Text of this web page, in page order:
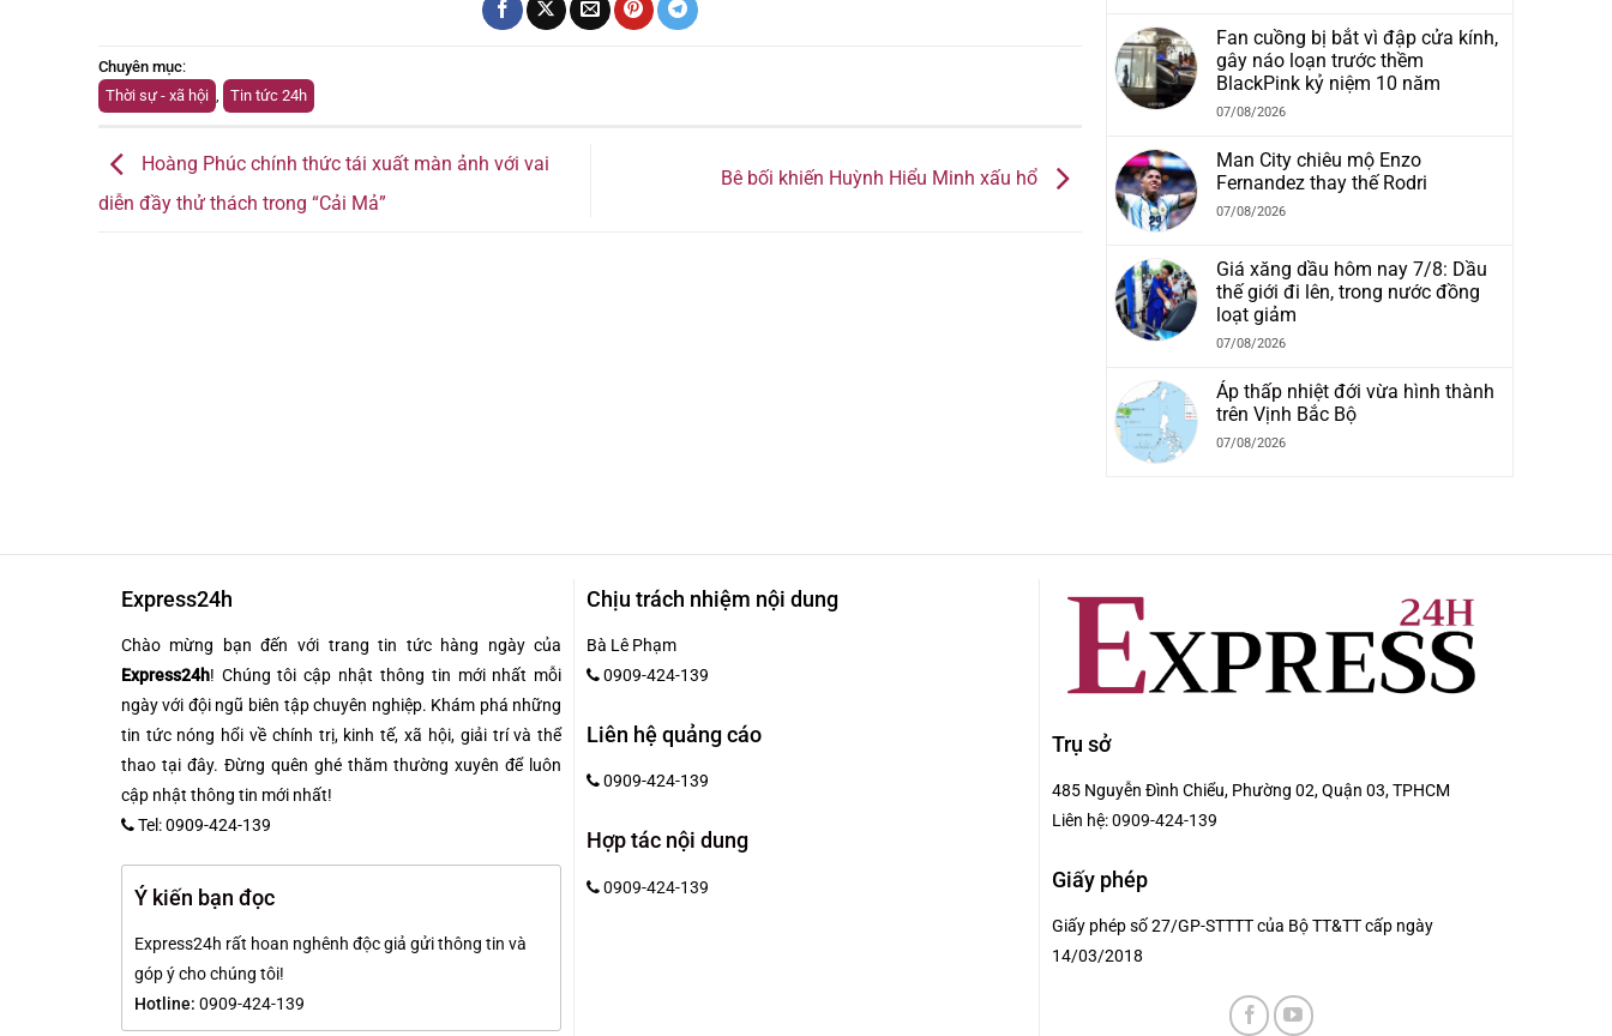
Chuyên mục:
Thời sự - xã hội
Tin tức 24h
Hoàng Phúc chính thức tái xuất màn ảnh với vai
diễn đầy thử thách trong “Cải Mả”
Bê bối khiến Huỳnh Hiểu Minh xấu hổ
Fan cuồng bị bắt vì đập cửa kính,
gây náo loạn trước thềm
BlackPink kỷ niệm 10 năm
07/08/2026
Man City chiêu mộ Enzo
Fernandez thay thế Rodri
07/08/2026
Giá xăng dầu hôm nay 7/8: Dầu
thế giới đi lên, trong nước đồng
loạt giảm
07/08/2026
Áp thấp nhiệt đới vừa hình thành
trên Vịnh Bắc Bộ
07/08/2026
Express24h
Chào mừng bạn đến với trang tin tức hàng ngày của
Express24h! Chúng tôi cập nhật thông tin mới nhất mỗi
ngày với đội ngũ biên tập chuyên nghiệp. Khám phá những
tin tức nóng hổi về chính trị, kinh tế, xã hội, giải trí và thể
thao tại đây. Đừng quên ghé thăm thường xuyên để luôn
cập nhật thông tin mới nhất!
Tel: 0909-424-139
Ý kiến bạn đọc
Express24h rất hoan nghênh độc giả gửi thông tin và
góp ý cho chúng tôi!
Hotline: 0909-424-139
Chịu trách nhiệm nội dung
Bà Lê Phạm
0909-424-139
Liên hệ quảng cáo
0909-424-139
Hợp tác nội dung
0909-424-139
Trụ sở
485 Nguyễn Đình Chiểu, Phường 02, Quận 03, TPHCM
Liên hệ:0909-424-139
Giấy phép
Giấy phép số 27/GP-STTTT của Bộ TT&TT cấp ngày
14/03/2018